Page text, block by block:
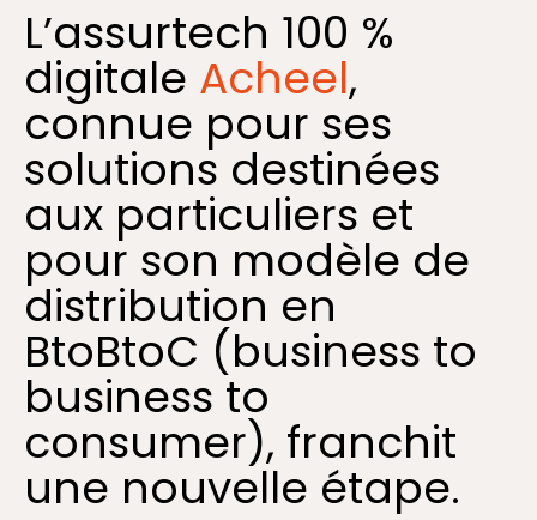
L’assurtech 100 %
digitale Acheel,
connue pour ses
solutions destinées
aux particuliers et
pour son modèle de
distribution en
BtoBtoC (business to
business to
consumer), franchit
une nouvelle étape.